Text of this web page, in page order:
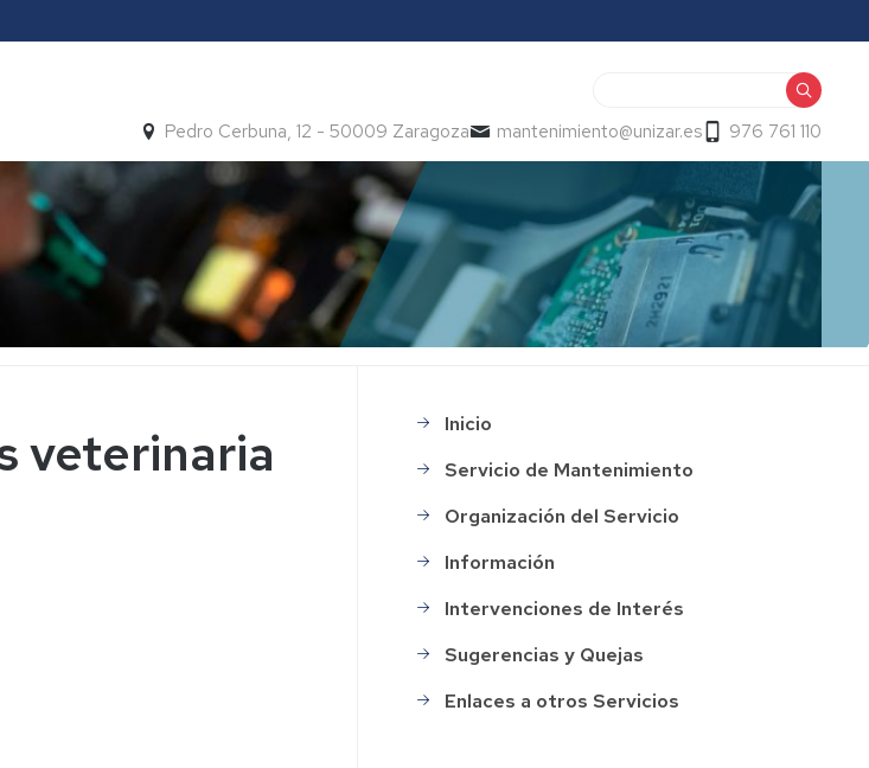
Pedro Cerbuna, 12 - 50009 Zaragoza mantenimiento@unizar.es 976 761 110
veterinaria
Main
menu
Inicio
Servicio de Mantenimiento
Organización del Servicio
Información
Intervenciones de Interés
Sugerencias y Quejas
Enlaces a otros Servicios